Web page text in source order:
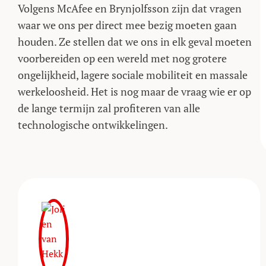
Volgens McAfee en Brynjolfsson zijn dat vragen
waar we ons per direct mee bezig moeten gaan
houden. Ze stellen dat we ons in elk geval moeten
voorbereiden op een wereld met nog grotere
ongelijkheid, lagere sociale mobiliteit en massale
werkeloosheid. Het is nog maar de vraag wie er op
de lange termijn zal profiteren van alle
technologische ontwikkelingen.